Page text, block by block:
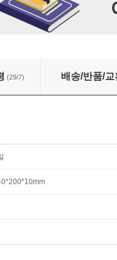
(29/7) 배송/반품/교